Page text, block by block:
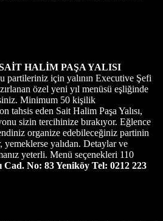
HALİM PAŞA YALISI
partileriniz için yalının Executive Şefi
özel yeni yıl menüsü eşliğinde
Minimum 50 kişilik
tahsis eden Sait Halim Paşa Yalısı,
sizin tercihinize bırakıyor. Eğlence
organize edebileceğiniz partinin
yemeklerse yalıdan. Detaylar ve
yeterli. Menü seçenekleri 110
Cad. No: 83 Yeniköy Tel: 0212 223